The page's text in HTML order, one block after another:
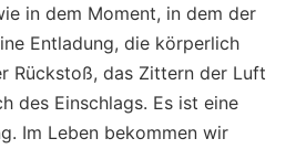
in dem Moment, in dem der
Entladung, die körperlich
Rückstoß, das Zittern der Luft
des Einschlags. Es ist eine
Im Leben bekommen wir